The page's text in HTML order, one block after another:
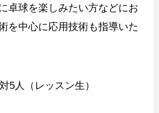
卓球を楽しみたい方などにお
を中心に応用技術も指導いた
5人（レッスン生）